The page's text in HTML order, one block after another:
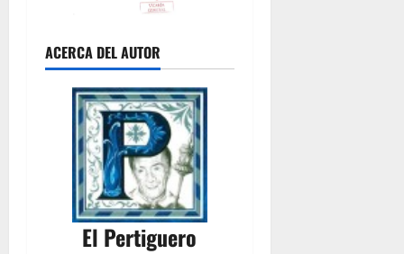
ACERCA DEL AUTOR
El Pertiguero